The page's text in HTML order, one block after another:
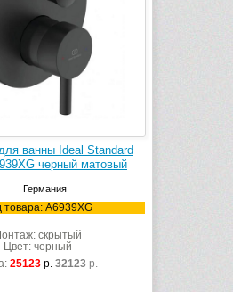
ванны Ideal Standard
черный матовый
Германия
товара: A6939XG
скрытый
Цвет: черный
25123р.32123р.